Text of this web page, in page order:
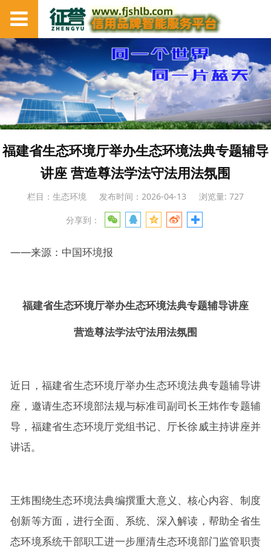
福建省生态环境厅举办生态环境法典专题辅导
讲座 营造尊法学法守法用法氛围
栏目：生态环境 发布时间：2026-04-13 浏览量: 727
分享到：
——来源：中国环境报
福建省生态环境厅举办生态环境法典专题辅导讲座
营造尊法学法守法用法氛围
近日，福建省生态环境厅举办生态环境法典专题辅导讲
座，邀请生态环境部法规与标准司副司长王炜作专题辅
导，福建省生态环境厅党组书记、厅长徐威主持讲座并
讲话。
王炜围绕生态环境法典编撰重大意义、核心内容、制度
创新等方面，进行全面、系统、深入解读，帮助全省生
态环境系统干部职工进一步厘清生态环境部门监管职责